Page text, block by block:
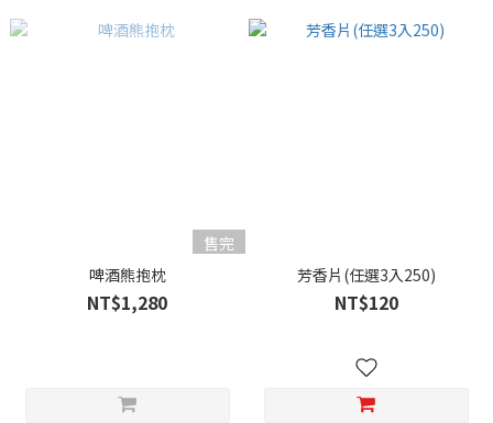
售完
啤酒熊抱枕
NT$1,280
芳香片(任選3入250)
NT$120